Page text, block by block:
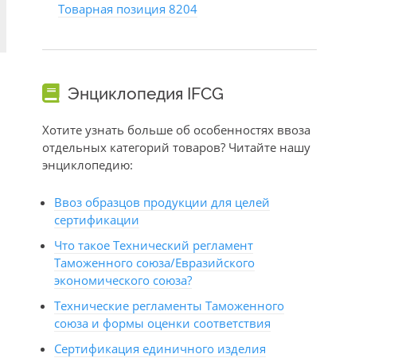
Товарная позиция 8204
Энциклопедия IFCG
Хотите узнать больше об особенностях ввоза
отдельных категорий товаров? Читайте нашу
энциклопедию:
Ввоз образцов продукции для целей
сертификации
Что такое Технический регламент
Таможенного союза/Евразийского
экономического союза?
Технические регламенты Таможенного
союза и формы оценки соответствия
Сертификация единичного изделия